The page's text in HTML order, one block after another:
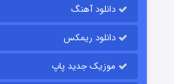
قسمت۱۵ (دوبله)
دانلود آهنگ
دانلود ریمکس
موزیک جدید پاپ